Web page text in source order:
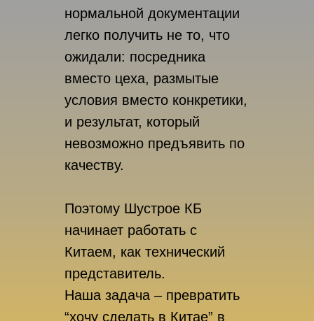
нормальной документации
легко получить не то, что
ожидали: посредника
вместо цеха, размытые
условия вместо конкретики,
и результат, который
невозможно предъявить по
качеству.
Поэтому Шустрое КБ
начинает работать с
Китаем, как технический
представитель.
Наша задача – превратить
“хочу сделать в Китае” в